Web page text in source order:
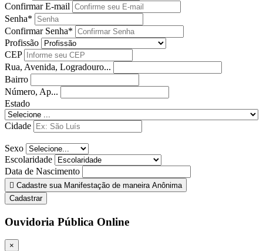
Confirmar E-mail
Senha*
Confirmar Senha*
Profissão
CEP
Rua, Avenida, Logradouro...
Bairro
Número, Ap...
Estado
Cidade
Sexo
Escolaridade
Data de Nascimento
Cadastre sua Manifestação de maneira Anônima
Cadastrar
Ouvidoria Pública Online
×